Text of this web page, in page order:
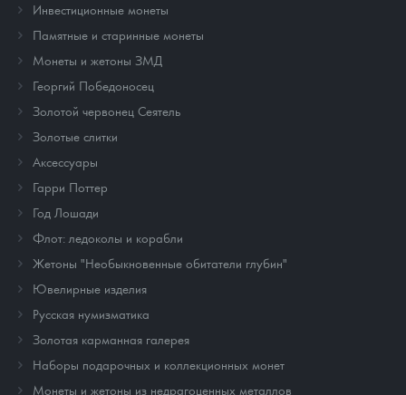
Инвестиционные монеты
Памятные и старинные монеты
Монеты и жетоны ЗМД
Георгий Победоносец
Золотой червонец Сеятель
Золотые слитки
Аксессуары
Гарри Поттер
Год Лошади
Флот: ледоколы и корабли
Жетоны "Необыкновенные обитатели глубин"
Ювелирные изделия
Русская нумизматика
Золотая карманная галерея
Наборы подарочных и коллекционных монет
Монеты и жетоны из недрагоценных металлов